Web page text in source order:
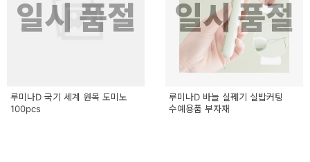
일시 품절
루미나D 국기 세계 원목 도미노
100pcs
일시 품절
루미나D 바늘 실꿰기 실밥커팅
수예용품 부자재